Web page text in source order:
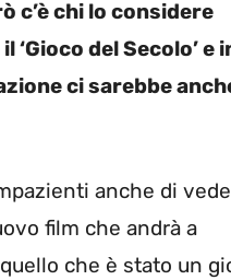
c’è chi lo considere
del Secolo’ e
ci sarebbe
anche di
film che andrà a
che è stato un